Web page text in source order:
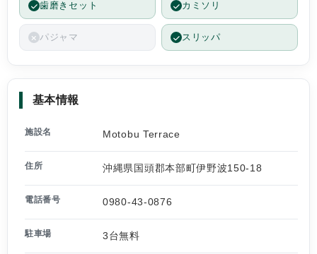
歯磨きセット カミソリ
パジャマ スリッパ
基本情報
施設名 Motobu Terrace
住所 沖縄県国頭郡本部町伊野波150-18
電話番号 0980-43-0876
駐車場 3台無料